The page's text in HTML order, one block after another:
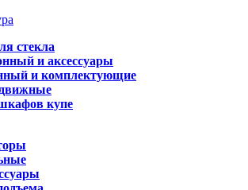
стекла
и аксессуары
и комплектующие
купе